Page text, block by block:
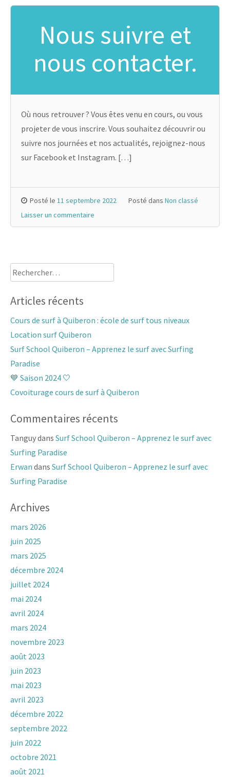
Nous suivre et
nous contacter.
Où nous retrouver ? Vous êtes venu en cours, ou vous
projeter de vous inscrire. Vous souhaitez découvrir ou
suivre nos journées et nos actualités, rejoignez-nous
sur Facebook et Instagram. […]
Posté le 11 septembre 2022 Posté dans Non classé
Laisser un commentaire
Rechercher :
Articles récents
Cours de surf à Quiberon : école de surf tous niveaux
Location surf Quiberon
Surf School Quiberon – Apprenez le surf avec Surfing
Paradise
💙 Saison 2024 🤍
Covoiturage cours de surf à Quiberon
Commentaires récents
Tanguydans Surf School Quiberon – Apprenez le surf avec
Surfing Paradise
Erwan dans Surf School Quiberon – Apprenez le surf avec
Surfing Paradise
Archives
mars 2026
juin 2025
mars 2025
décembre 2024
juillet 2024
mai 2024
avril 2024
mars 2024
novembre 2023
août 2023
juin 2023
mai 2023
avril 2023
décembre 2022
septembre 2022
juin 2022
octobre 2021
août 2021